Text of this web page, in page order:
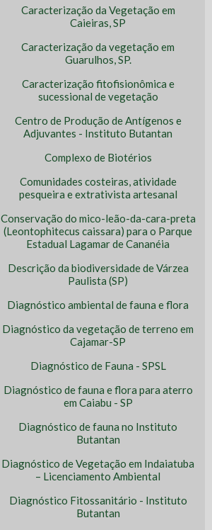
Caracterização da Vegetação em
Caieiras, SP
Caracterização da vegetação em
Guarulhos, SP.
Caracterização fitofisionômica e
sucessional de vegetação
Centro de Produção de Antígenos e
Adjuvantes - Instituto Butantan
Complexo de Biotérios
Comunidades costeiras, atividade
pesqueira e extrativista artesanal
Conservação do mico-leão-da-cara-preta
(Leontophitecus caissara) para o Parque
Estadual Lagamar de Cananéia
Descrição da biodiversidade de Várzea
Paulista (SP)
Diagnóstico ambiental de fauna e flora
Diagnóstico da vegetação de terreno em
Cajamar-SP
Diagnóstico de Fauna - SPSL
Diagnóstico de fauna e flora para aterro
em Caiabu - SP
Diagnóstico de fauna no Instituto
Butantan
Diagnóstico de Vegetação em Indaiatuba
– Licenciamento Ambiental
Diagnóstico Fitossanitário - Instituto
Butantan